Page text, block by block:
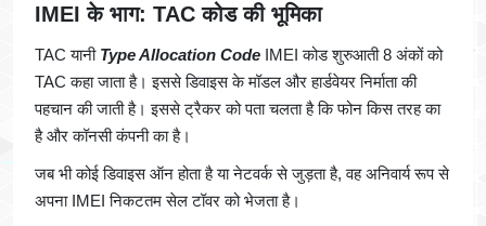
IMEI के भाग: TAC कोड की भूमिका
TAC यानी Type Allocation Code IMEI कोड शुरुआती 8 अंकों को
TAC कहा जाता है। इससे डिवाइस के मॉडल और हार्डवेयर निर्माता की
पहचान की जाती है। इससे ट्रैकर को पता चलता है कि फोन किस तरह का
है और कॉनसी कंपनी का है।
जब भी कोई डिवाइस ऑन होता है या नेटवर्क से जुड़ता है, वह अनिवार्य रूप से
अपना IMEI निकटतम सेल टॉवर को भेजता है।